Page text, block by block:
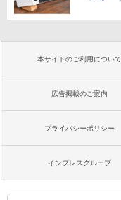
本サイトのご利用について
広告掲載のご案内
プライバシーポリシー
インプレスグループ